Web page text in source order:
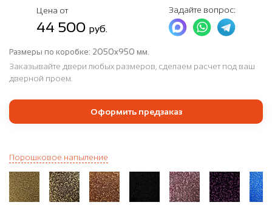
Цена от
44 500 руб.
Задайте вопрос:
Размеры по коробке: 2050x950 мм.
Заказывайте двери любых размеров, сделаем расчет под ваш
дверной проем.
Оформить предзаказ
Порошковое напыление